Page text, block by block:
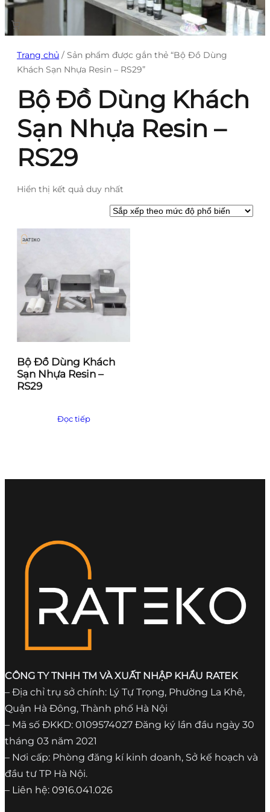
Trang chủ / Sản phẩm được gắn thẻ “Bộ Đồ Dùng
Khách Sạn Nhựa Resin – RS29”
Bộ Đồ Dùng Khách
Sạn Nhựa Resin –
RS29
Hiển thị kết quả duy nhất
Bộ Đồ Dùng Khách
Sạn Nhựa Resin –
RS29
Đọc tiếp
CÔNG TY TNHH TM VÀ XUẤT NHẬP KHẨU RATEK
– Địa chỉ trụ sở chính: Lý Tự Trọng, Phường La Khê,
Quận Hà Đông, Thành phố Hà Nội
– Mã số ĐKKD: 0109574027 Đăng ký lần đầu ngày 30
tháng 03 năm 2021
– Nơi cấp: Phòng đăng kí kinh doanh, Sở kế hoạch và
đầu tư TP Hà Nội.
– Liên hệ: 0916.041.026